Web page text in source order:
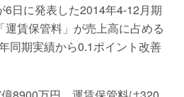
6日に発表した2014年4-12月期
賃保管料」が売上高に占める
同期実績から0.1ポイント改善